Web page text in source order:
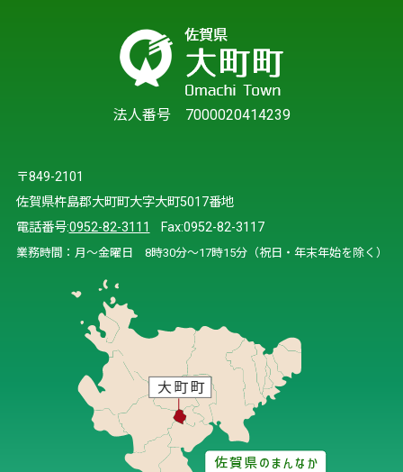
法人番号 7000020414239
〒849-2101
佐賀県杵島郡大町町大字大町5017番地
電話番号:0952-82-3111 Fax:0952-82-3117
業務時間：月～金曜日 8時30分～17時15分（祝日・年末年始を除く）